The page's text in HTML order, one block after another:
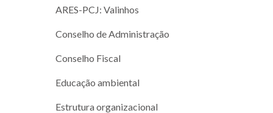
ARES-PCJ: Valinhos
Conselho de Administração
Conselho Fiscal
Educação ambiental
Estrutura organizacional